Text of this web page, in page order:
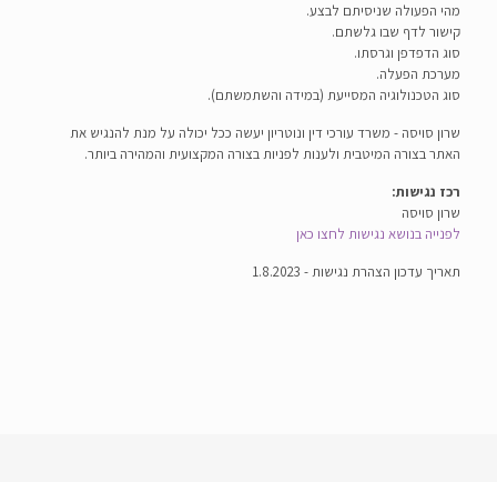
מהי הפעולה שניסיתם לבצע.
קישור לדף שבו גלשתם.
סוג הדפדפן וגרסתו.
מערכת הפעלה.
סוג הטכנולוגיה המסייעת (במידה והשתמשתם).
שרון סויסה - משרד עורכי דין ונוטריון יעשה ככל יכולה על מנת להנגיש את
האתר בצורה המיטבית ולענות לפניות בצורה המקצועית והמהירה ביותר.
רכז נגישות:
שרון סויסה
לפנייה בנושא נגישות לחצו כאן
תאריך עדכון הצהרת נגישות - 1.8.2023